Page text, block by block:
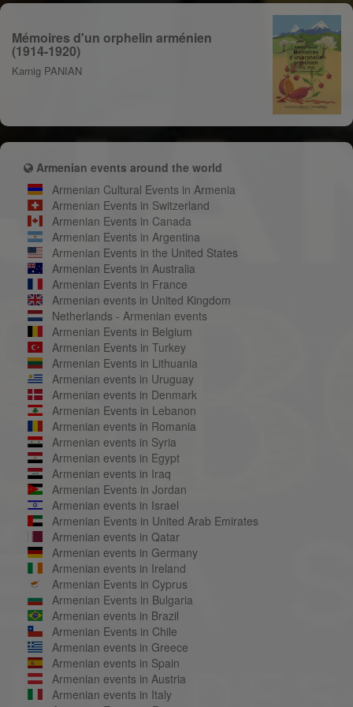
Mémoires d'un orphelin arménien
(1914-1920)
Karnig PANIAN
Armenian events around the world
Armenian Cultural Events in Armenia
Armenian Events in Switzerland
Armenian Events in Canada
Armenian Events in Argentina
Armenian Events in the United States
Armenian Events in Australia
Armenian Events in France
Armenian events in United Kingdom
Netherlands - Armenian events
Armenian Events in Belgium
Armenian Events in Turkey
Armenian Events in Lithuania
Armenian events in Uruguay
Armenian events in Denmark
Armenian Events in Lebanon
Armenian events in Romania
Armenian events in Syria
Armenian events in Egypt
Armenian events in Iraq
Armenian Events in Jordan
Armenian events in Israel
Armenian Events in United Arab Emirates
Armenian events in Qatar
Armenian events in Germany
Armenian events in Ireland
Armenian Events in Cyprus
Armenian Events in Bulgaria
Armenian events in Brazil
Armenian Events in Chile
Armenian events in Greece
Armenian events in Spain
Armenian events in Austria
Armenian events in Italy